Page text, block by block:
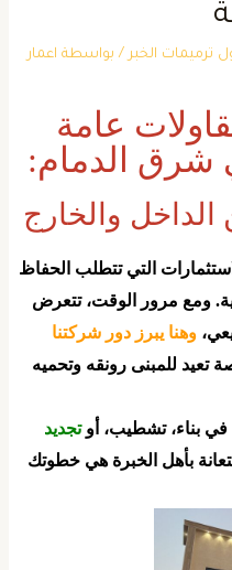
الخبر/ بواسطة اعمار
عامة
شرق الدمام:
والخارج
التي تتطلب الحفاظ
ومع مرور الوقت، تتعرض
وهنا يبرز دور شركتنا
للمبنى رونقه وتحميه
بناء، تشطيب، أو تجديد
بأهل الخبرة هي خطوتك